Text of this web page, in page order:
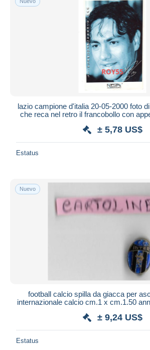
lazio campione d'italia 20-05-2000 foto
che reca nel retro il francobollo con
± 5,78 US$
Estatus
Nuevo
football calcio spilla da giacca per
internazionale calcio cm.1 x cm.1.50
± 9,24 US$
Estatus